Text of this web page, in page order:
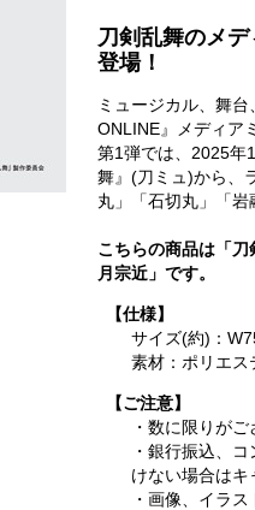
刀剣乱舞のメ
登場！
ミュージカル、舞
ONLINE』メディア
第1弾では、2025年
舞』(刀ミュ)から、
丸」「石切丸」「岩
こちらの商品は「
月宗近」です。
【仕様】
サイズ(約)：
素材：ポリエス
【ご注意】
・数に限りが
・銀行振込、
けない場合はキ
・画像、イラ